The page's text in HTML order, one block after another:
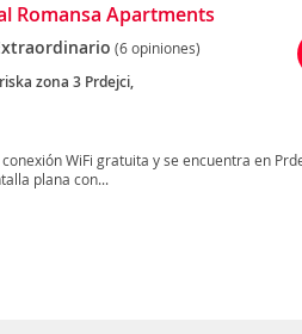
Romansa Apartments
(6 opiniones)
zona 3 Prdejci,
WiFi gratuita y se encuentra en
plana con...